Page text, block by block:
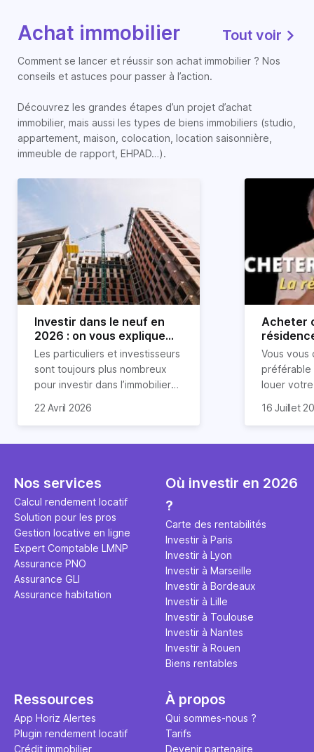
Achat immobilier Tout voir
Comment se lancer et réussir son achat immobilier ? Nos
conseils et astuces pour passer à l’action.
Découvrez les grandes étapes d’un projet d’achat
immobilier, mais aussi les types de biens immobiliers (studio,
appartement, maison, colocation, location saisonnière,
immeuble de rapport, EHPAD…).
Investir dans le neuf en
2026 : on vous explique
tout !
Les particuliers et investisseurs
sont toujours plus nombreux
pour investir dans l’immobilier
nombreux avantages à choisir
expliquons tout dans cet
22 Avril 2026
Acheter
règle
révélée
Vous vous
préférable
louer
expert en
règle
ce secret
l'argent
principale
études et
16 Juillet
Nos services
Calcul rendement locatif
Solution pour les pros
Gestion locative en ligne
Expert Comptable LMNP
Assurance PNO
Assurance GLI
Assurance habitation
Où investir en 2026
?
Carte des rentabilités
Investir à Paris
Investir à Lyon
Investir à Marseille
Investir à Bordeaux
Investir à Lille
Investir à Toulouse
Investir à Nantes
Investir à Rouen
Biens rentables
Ressources
App Horiz Alertes
Plugin rendement locatif
Crédit immobilier
À propos
Qui sommes-nous ?
Tarifs
Devenir partenaire